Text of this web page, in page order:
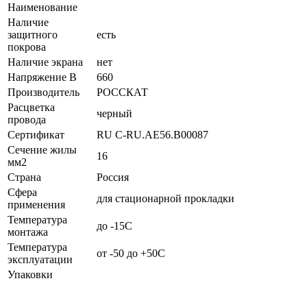
Наименование
Наличие
защитного
покрова
есть
Наличие экрана
нет
Напряжение В
660
Производитель
РОССКАТ
Расцветка
провода
черный
Сертификат
RU C-RU.AE56.B00087
Сечение жилы
мм2
16
Страна
Россия
Сфера
применения
для стационарной прокладки
Температура
монтажа
до -15С
Температура
эксплуатации
от -50 до +50С
Упаковки